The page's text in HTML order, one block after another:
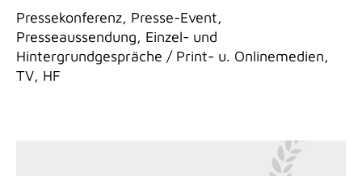
Pressekonferenz, Presse-Event,
Presseaussendung, Einzel- und
Hintergrundgespräche / Print- u. Onlinemedien,
TV, HF